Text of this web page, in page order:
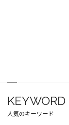
KEYWORD
人気のキーワード